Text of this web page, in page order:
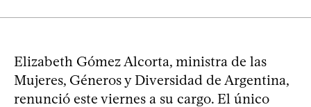
Elizabeth Gómez Alcorta, ministra de las
Mujeres, Géneros y Diversidad de Argentina,
renunció este viernes a su cargo. El único